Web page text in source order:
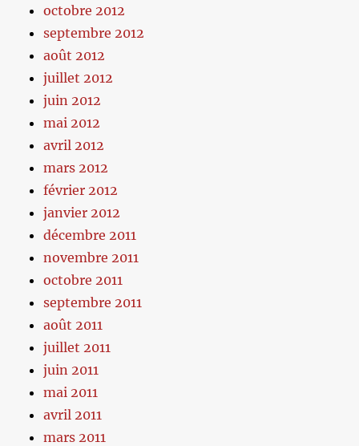
octobre 2012
septembre 2012
août 2012
juillet 2012
juin 2012
mai 2012
avril 2012
mars 2012
février 2012
janvier 2012
décembre 2011
novembre 2011
octobre 2011
septembre 2011
août 2011
juillet 2011
juin 2011
mai 2011
avril 2011
mars 2011